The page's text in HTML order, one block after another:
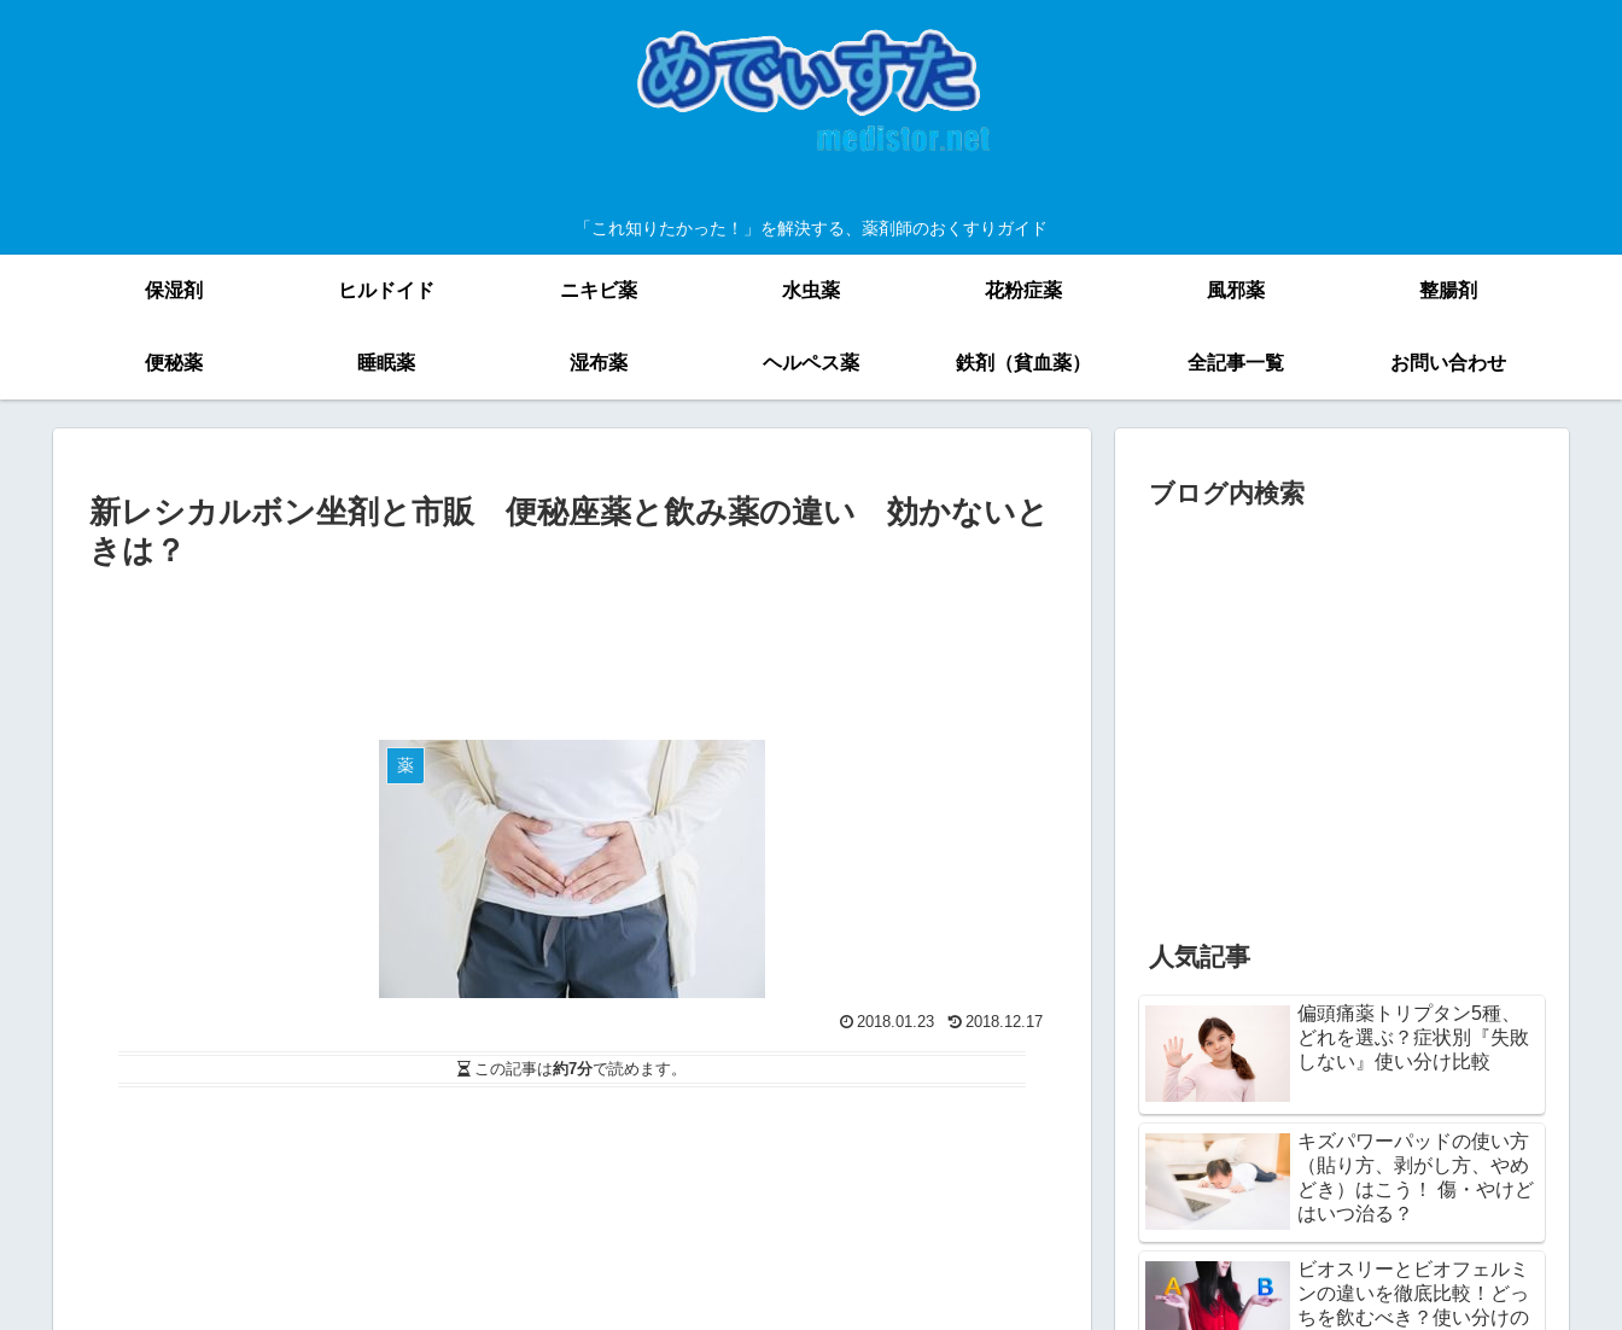
「これ知りたかった！」を解決する、薬剤師のおくすりガイド
保湿剤 ヒルドイド ニキビ薬 水虫薬 花粉症薬 風邪薬 整腸剤
便秘薬 睡眠薬 湿布薬 ヘルペス薬 鉄剤（貧血薬） 全記事一覧 お問い合わせ
新レシカルボン坐剤と市販 便秘座薬と飲み薬の違い 効かないと
きは？
薬
2018.01.23 2018.12.17
この記事は約7分で読めます。
ブログ内検索
人気記事
偏頭痛薬トリプタン5種、
どれを選ぶ？症状別『失敗
しない』使い分け比較
キズパワーパッドの使い方
（貼り方、剥がし方、やめ
どき）はこう！ 傷・やけど
はいつ治る？
ビオスリーとビオフェルミ
ンの違いを徹底比較！どっ
ちを飲むべき？使い分けの